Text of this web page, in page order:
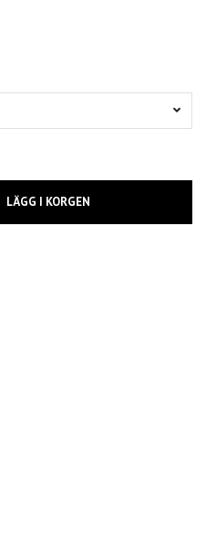
LÄGG I KORGEN